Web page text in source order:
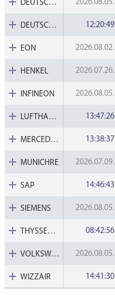
ESG Útmutató
DEUTSCHEBANK 2026.08.05.
DEUTSCHETEL 12:20:49
EON 2026.08.02.
HENKEL 2026.07.26.
INFINEON 2026.08.05.
LUFTHANSA 13:47:26
MERCEDESBENZ 13:38:37
MUNICHRE 2026.07.09.
SAP 14:46:43
SIEMENS 2026.08.05.
THYSSENKRUPP 08:42:56
VOLKSWAGEN 2026.08.05.
WIZZAIR 14:41:30